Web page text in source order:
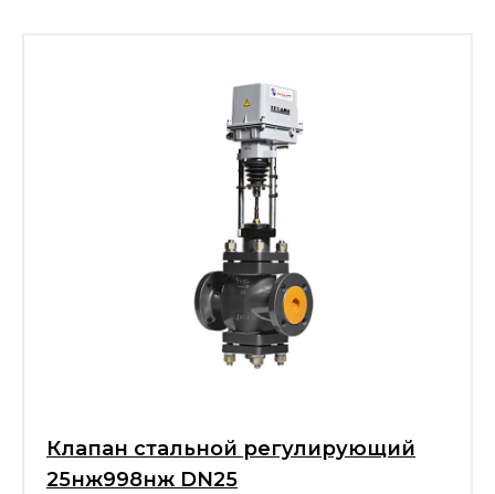
Клапан стальной регулирующий
25нж998нж DN25